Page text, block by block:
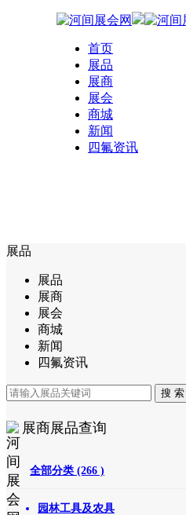
首页
展品
展商
展会
商城
新闻
四氟资讯
展品
展品
展商
展会
商城
新闻
四氟资讯
展商展品查询
全部分类 (266 )
园林工具及农具